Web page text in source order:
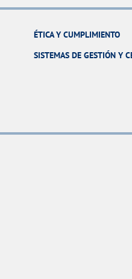
ÉTICA Y CUMPLIMIENTO
SISTEMAS DE GESTIÓN Y